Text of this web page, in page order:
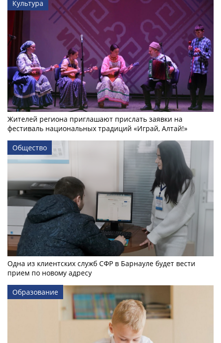
Культура
Жителей региона приглашают прислать заявки на
фестиваль национальных традиций «Играй, Алтай!»
Общество
Одна из клиентских служб СФР в Барнауле будет вести
прием по новому адресу
Образование